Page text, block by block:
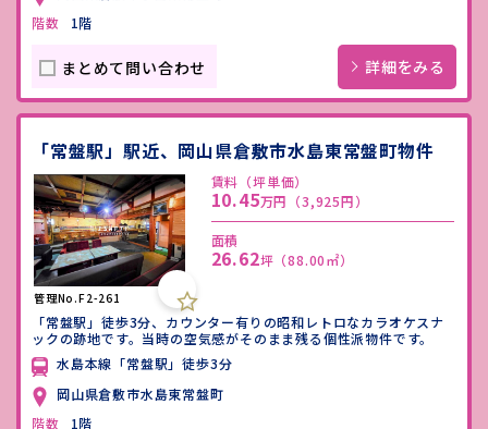
階数
1階
まとめて問い合わせ 詳細をみる
「常盤駅」駅近、岡山県倉敷市水島東常盤町物件
管理No.F2-261
賃料（坪単価）
10.45万円 （3,925円）
面積
26.62坪 （88.00㎡）
「常盤駅」徒歩3分、カウンター有りの昭和レトロなカラオケスナ
ックの跡地です。当時の空気感がそのまま残る個性派物件です。
水島本線「常盤駅」徒歩3分
岡山県倉敷市水島東常盤町
階数
1階